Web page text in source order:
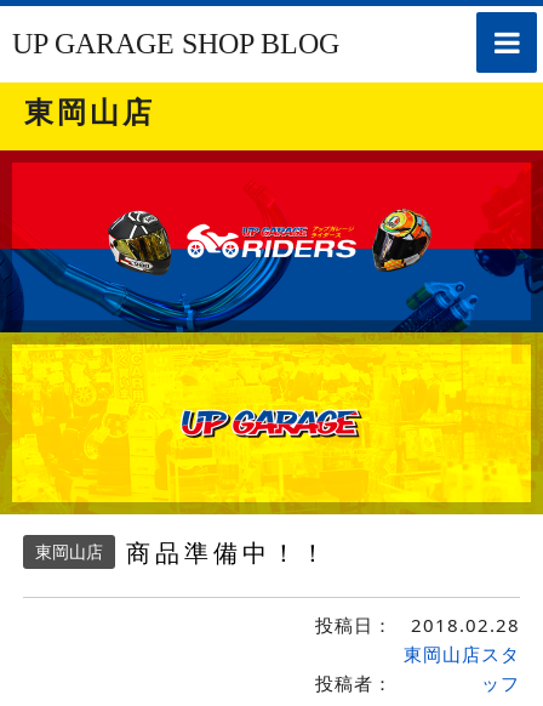
toggle
UP GARAGE SHOP BLOG
東岡山店
東岡山店 商品準備中！！
投稿日： 2018.02.28
投稿者：
東岡山店スタ
ッフ